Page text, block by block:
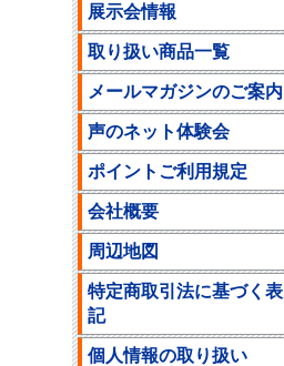
展示会情報
取り扱い商品一覧
メールマガジンのご案内
声のネット体験会
ポイントご利用規定
会社概要
周辺地図
特定商取引法に基づく表
記
個人情報の取り扱い